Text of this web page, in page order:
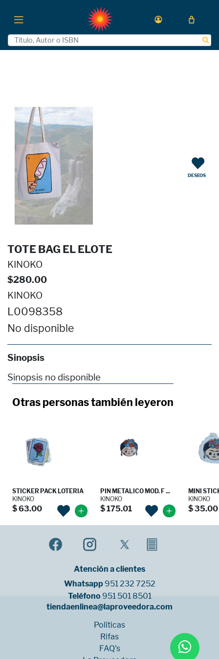
TOTE BAG EL ELOTE
KINOKO
$280.00
KINOKO
L0098358
No disponible
Sinopsis
DESEOS
Sinopsis no disponible
Otras personas también leyeron
STICKER PACK LOTERIA
KINOKO
$ 63.00
PIN METALICO MOD. F ...
KINOKO
$ 175.01
MINI
KINOKO
$ 35.00
Atención a clientes
Whatsapp 951 232 7252
Teléfono 951 501 8501
tiendaenlinea@laproveedora.com
Políticas
Rifas
FAQ's